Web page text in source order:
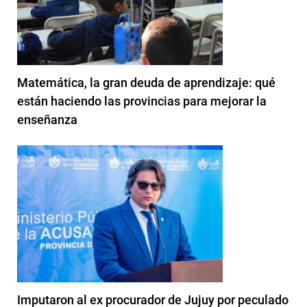
Matemática, la gran deuda de aprendizaje: qué
están haciendo las provincias para mejorar la
enseñanza
Imputaron al ex procurador de Jujuy por peculado